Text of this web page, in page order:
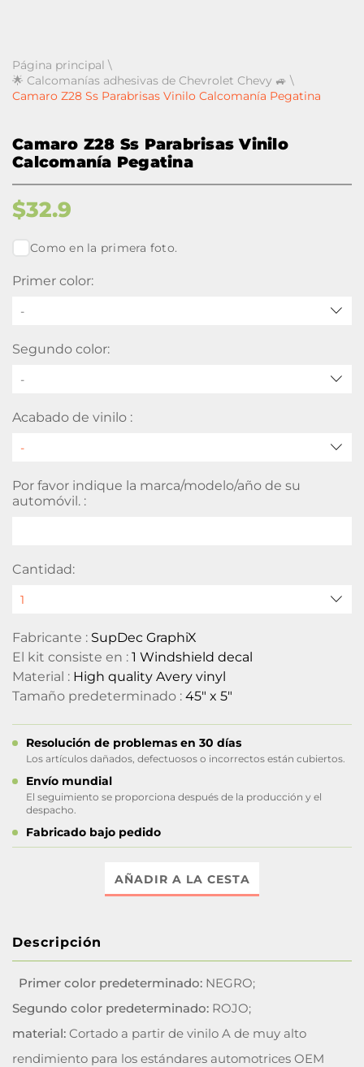
Página principal \
🌟 Calcomanías adhesivas de Chevrolet Chevy 🚙 \
Camaro Z28 Ss Parabrisas Vinilo Calcomanía Pegatina
Camaro Z28 Ss Parabrisas Vinilo
Calcomanía Pegatina
$32.9
Como en la primera foto.
Primer color:
-
Segundo color:
-
Acabado de vinilo :
Por favor indique la marca/modelo/año de su
automóvil. :
Cantidad:
Fabricante : SupDec GraphiX
El kit consiste en : 1 Windshield decal
Material : High quality Avery vinyl
Tamaño predeterminado : 45" x 5"
Resolución de problemas en 30 días
Los artículos dañados, defectuosos o incorrectos están cubiertos.
Envío mundial
El seguimiento se proporciona después de la producción y el
despacho.
Fabricado bajo pedido
AÑADIR A LA CESTA
Descripción
Primer color predeterminado: NEGRO;
Segundo color predeterminado: ROJO;
material: Cortado a partir de vinilo A de muy alto
rendimiento para los estándares automotrices OEM